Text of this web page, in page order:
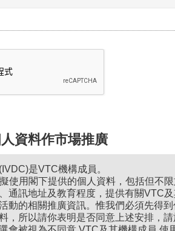
資料作市場推廣
是VTC機構成員。
使用閣下提供的個人資料，包括但不
通訊地址及教育程度，提供有關VTC
動的相關推廣資訊。惟我們必須先得
，所以請你表明是否同意上述安排，